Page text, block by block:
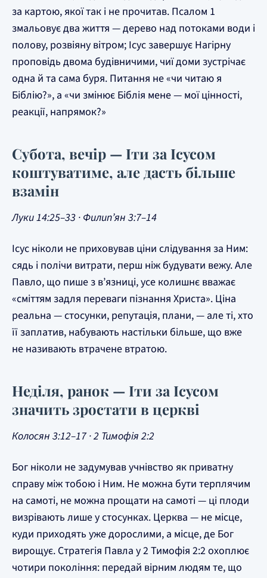
за картою, якої так і не прочитав. Псалом 1
змальовує два життя — дерево над потоками води і
полову, розвіяну вітром; Ісус завершує Нагірну
проповідь двома будівничими, чиї доми зустрічає
одна й та сама буря. Питання не «чи читаю я
Біблію?», а «чи змінює Біблія мене — мої цінності,
реакції, напрямок?»
Субота, вечір — Іти за Ісусом
коштуватиме, але дасть більше
взамін
Луки 14:25–33 · Филип’ян 3:7–14
Ісус ніколи не приховував ціни слідування за Ним:
сядь і полічи витрати, перш ніж будувати вежу. Але
Павло, що пише з в’язниці, усе колишнє вважає
«сміттям задля переваги пізнання Христа». Ціна
реальна — стосунки, репутація, плани, — але ті, хто
її заплатив, набувають настільки більше, що вже
не називають втрачене втратою.
Неділя, ранок — Іти за Ісусом
значить зростати в церкві
Колосян 3:12–17 · 2 Тимофія 2:2
Бог ніколи не задумував учнівство як приватну
справу між тобою і Ним. Не можна бути терплячим
на самоті, не можна прощати на самоті — ці плоди
визрівають лише у стосунках. Церква — не місце,
куди приходять уже дорослими, а місце, де Бог
вирощує. Стратегія Павла у 2 Тимофія 2:2 охоплює
чотири покоління: передай вірним людям те, що